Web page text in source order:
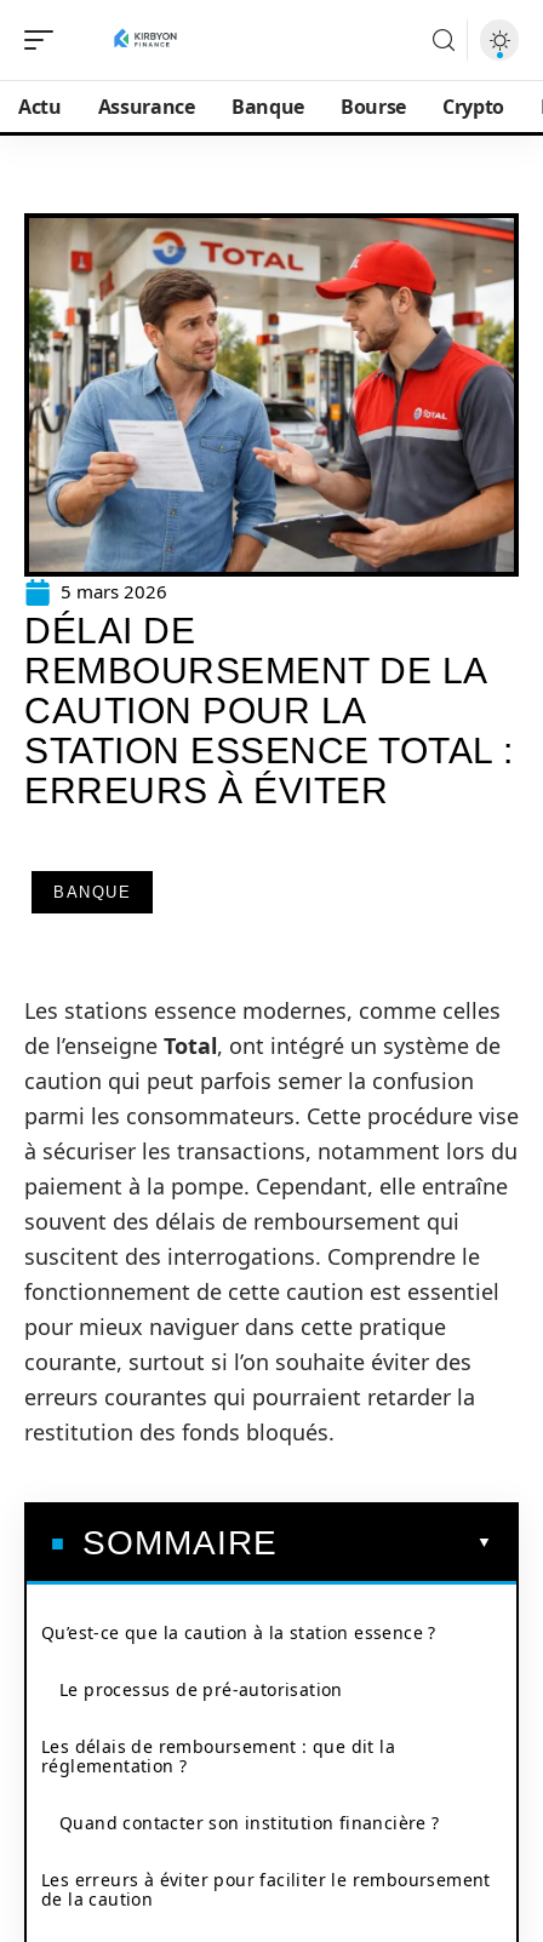
Actu Assurance Banque Bourse Crypto
5 mars 2026
DÉLAI DE
REMBOURSEMENT DE LA
CAUTION POUR LA
STATION ESSENCE TOTAL :
ERREURS À ÉVITER
BANQUE
Les stations essence modernes, comme celles
de l’enseigne Total, ont intégré un système de
caution qui peut parfois semer la confusion
parmi les consommateurs. Cette procédure vise
à sécuriser les transactions, notamment lors du
paiement à la pompe. Cependant, elle entraîne
souvent des délais de remboursement qui
suscitent des interrogations. Comprendre le
fonctionnement de cette caution est essentiel
pour mieux naviguer dans cette pratique
courante, surtout si l’on souhaite éviter des
erreurs courantes qui pourraient retarder la
restitution des fonds bloqués.
SOMMAIRE
Qu’est-ce que la caution à la station essence ?
Le processus de pré-autorisation
Les délais de remboursement : que dit la
réglementation ?
Quand contacter son institution financière ?
Les erreurs à éviter pour faciliter le remboursement
de la caution